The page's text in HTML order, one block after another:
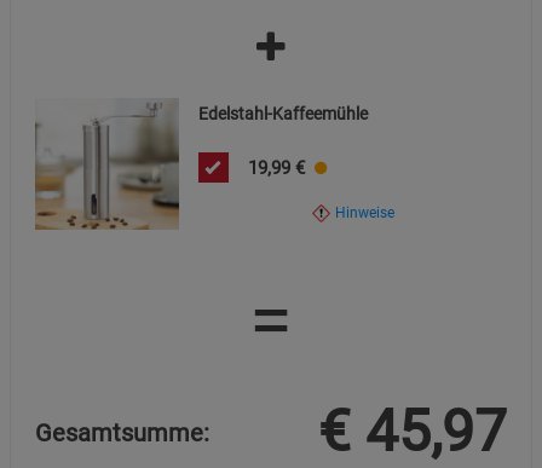
Edelstahl-Kaffeemühle
19,99 €
Hinweise
=
Gesamtsumme: € 45,97
Statistik Cookies (2)
Cookie-Informationen
Marketing Cookies (3)
Beschreibung Marketing Cookies
Datenschutzerklärung